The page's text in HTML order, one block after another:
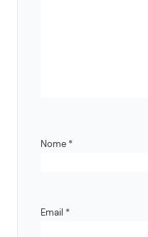
Nome *
Email *